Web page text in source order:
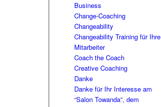
Business
Change-Coaching
Changeability
Changeability Training für Ihre
Mitarbeiter
Coach the Coach
Creative Coaching
Danke
Danke für Ihr Interesse am
“Salon Towanda”, dem